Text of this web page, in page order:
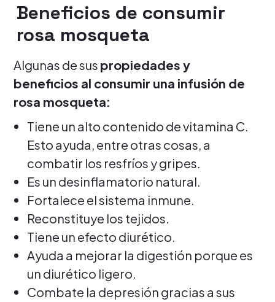
Beneficios de consumir
rosa mosqueta
Algunas de sus propiedades y
beneficios al consumir una infusión de
rosa mosqueta:
Tiene un alto contenido de vitamina C.
Esto ayuda, entre otras cosas, a
combatir los resfríos y gripes.
Es un desinflamatorio natural.
Fortalece el sistema inmune.
Reconstituye los tejidos.
Tiene un efecto diurético.
Ayuda a mejorar la digestión porque es
un diurético ligero.
Combate la depresión gracias a sus